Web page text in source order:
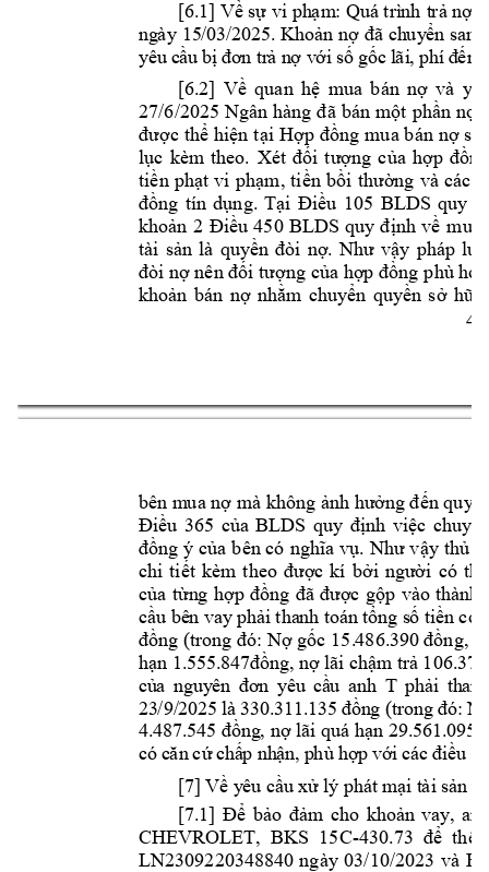
4
4
[6.1] Về sự vi phạm: Quá trình trả nợ
ngày 15/03/2025. Khoản nợ đã chuyển san
yêu cầu bị đơn trả nợ với số gốc lãi, phí đến
[6.2] Về quan hệ mua bán nợ và y
27/6/2025 Ngân hàng đã bán một phần nợ
được thể hiện tại Hợp đồng mua bán nợ số
lục kèm theo. Xét đối tượng của hợp
tiền phạt vi phạm, tiền bồi thường và các
đồng tín dụng. Tại Điều 105 BLDS quy
khoản 2 Điều 450 BLDS quy định về mua
tài sản là quyền đòi nợ. Như vậy pháp
đòi nợ nên đối tượng của hợp đồng phù hợ
khoản bán nợ nhằm chuyển quyền sở
bên mua nợ mà không ảnh hưởng đến
Điều 365 của BLDS quy định việc c
đồng ý của bên có nghĩa vụ. Như vậy thủ
chi tiết kèm theo được kí bởi người có
của từng hợp đồng đã được gộp vào thành
cầu bên vay phải thanh toán tổng số tiền cò
đồng (trong đó: Nợ gốc 15.486.390 đồng,
hạn 1.555.847đồng, nợ lãi chậm trả 106.3
của nguyên đơn yêu cầu anh T phải than
23/9/2025 là 330.311.135 đồng (trong đó: N
4.487.545 đồng, nợ lãi quá hạn 29.561.095
có căn cứ chấp nhận, phù hợp với các điều
[7] Về yêu cầu xử lý phát mại tài sản
[7.1] Để bảo đảm cho khoản vay,
CHEVROLET, BKS  15C-430.73 để  thế
LN2309220348840 ngày 03/10/2023 và H